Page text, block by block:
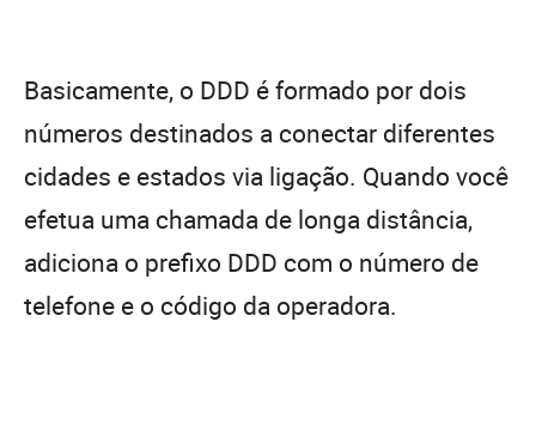
Basicamente, o DDD é formado por dois
números destinados a conectar diferentes
cidades e estados via ligação. Quando você
efetua uma chamada de longa distância,
adiciona o prefixo DDD com o número de
telefone e o código da operadora.